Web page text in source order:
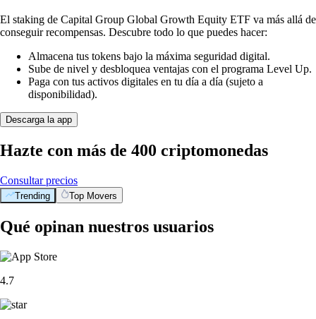
El staking de Capital Group Global Growth Equity ETF va más allá de
conseguir recompensas. Descubre todo lo que puedes hacer:
Almacena tus tokens bajo la máxima seguridad digital.
Sube de nivel y desbloquea ventajas con el programa Level Up.
Paga con tus activos digitales en tu día a día (sujeto a
disponibilidad).
Descarga la app
Hazte con más de 400 criptomonedas
Consultar precios
Trending Top Movers
Qué opinan nuestros usuarios
4.7